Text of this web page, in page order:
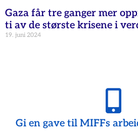
Gaza får tre ganger mer
ti av de største krisene i
19. juni 2024
Gi en gave til MIFFs